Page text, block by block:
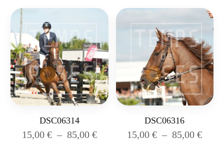
DSC06314
15,00 € – 85,00 €
DSC06316
15,00€ – 85,00€